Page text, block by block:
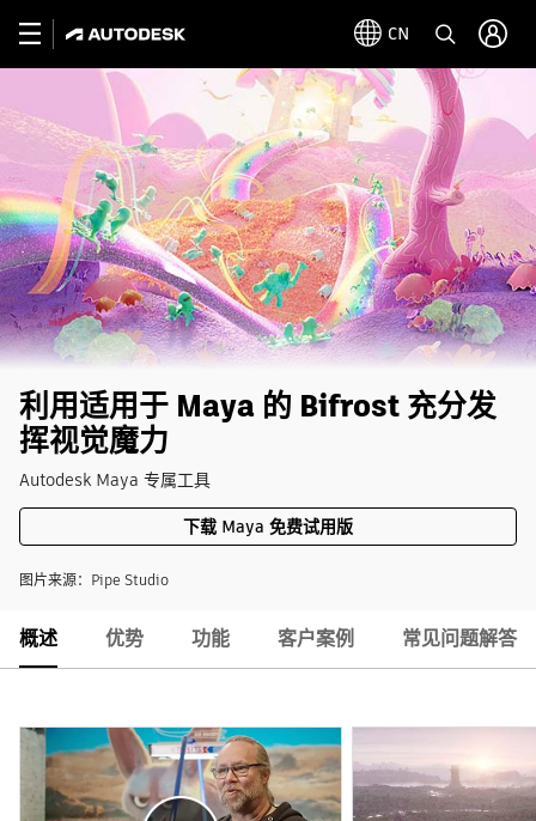
CN
利用适用于 Maya 的 Bifrost 充分发
挥视觉魔力
Autodesk Maya 专属工具
下载 Maya 免费试用版
图片来源：Pipe Studio
概述 优势 功能 客户案例 常见问题解答